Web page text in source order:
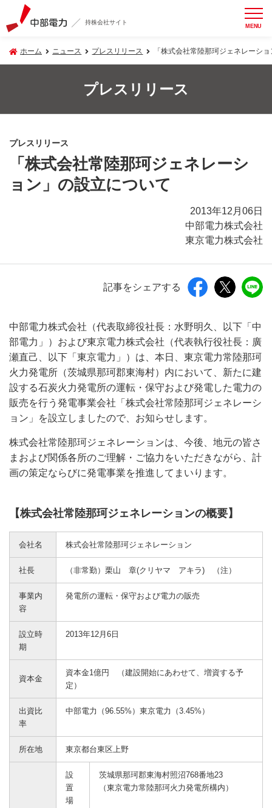
持株会社サイト MENU
ホーム ニュース プレスリリース 「株式会社常陸那珂ジェネレーシ
プレスリリース
プレスリリース
「株式会社常陸那珂ジェネレーシ
ョン」の設立について
2013年12月06日
中部電力株式会社
東京電力株式会社
記事をシェアする
中部電力株式会社（代表取締役社長：水野明久、以下「中
部電力」）および東京電力株式会社（代表執行役社長：廣
瀬直己、以下「東京電力」）は、本日、東京電力常陸那珂
火力発電所（茨城県那珂郡東海村）内において、新たに建
設する石炭火力発電所の運転・保守および発電した電力の
販売を行う発電事業会社「株式会社常陸那珂ジェネレーシ
ョン」を設立しましたので、お知らせします。
株式会社常陸那珂ジェネレーションは、今後、地元の皆さ
まおよび関係各所のご理解・ご協力をいただきながら、計
画の策定ならびに発電事業を推進してまいります。
【株式会社常陸那珂ジェネレーションの概要】
会社名 株式会社常陸那珂ジェネレーション
社長 （非常勤）栗山 章(クリヤマ アキラ) （注）
事業内
容
発電所の運転・保守および電力の販売
設立時
期
2013年12月6日
資本金
資本金1億円 （建設開始にあわせて、増資する予
定）
出資比
率
中部電力（96.55%）東京電力（3.45%）
所在地 東京都台東区上野
設
置
場
茨城県那珂郡東海村照沼768番地23
（東京電力常陸那珂火力発電所構内）